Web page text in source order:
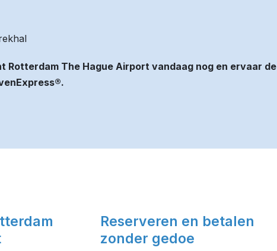
Rotterdam The Hague Airport vandaag nog en ervaar de
Reserveren en betalen
zonder gedoe